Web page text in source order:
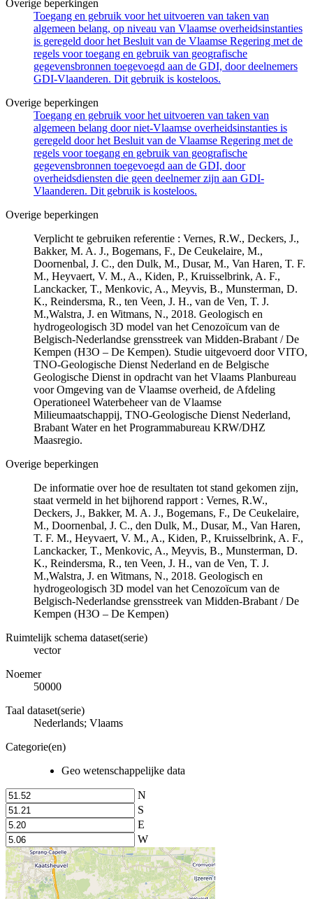
Overige beperkingen
Toegang en gebruik voor het uitvoeren van taken van
algemeen belang, op niveau van Vlaamse overheidsinstanties
is geregeld door het Besluit van de Vlaamse Regering met de
regels voor toegang en gebruik van geografische
gegevensbronnen toegevoegd aan de GDI, door deelnemers
GDI-Vlaanderen. Dit gebruik is kosteloos.
Overige beperkingen
Toegang en gebruik voor het uitvoeren van taken van
algemeen belang door niet-Vlaamse overheidsinstanties is
geregeld door het Besluit van de Vlaamse Regering met de
regels voor toegang en gebruik van geografische
gegevensbronnen toegevoegd aan de GDI, door
overheidsdiensten die geen deelnemer zijn aan GDI-
Vlaanderen. Dit gebruik is kosteloos.
Overige beperkingen
Verplicht te gebruiken referentie : Vernes, R.W., Deckers, J.,
Bakker, M. A. J., Bogemans, F., De Ceukelaire, M.,
Doornenbal, J. C., den Dulk, M., Dusar, M., Van Haren, T. F.
M., Heyvaert, V. M., A., Kiden, P., Kruisselbrink, A. F.,
Lanckacker, T., Menkovic, A., Meyvis, B., Munsterman, D.
K., Reindersma, R., ten Veen, J. H., van de Ven, T. J.
M.,Walstra, J. en Witmans, N., 2018. Geologisch en
hydrogeologisch 3D model van het Cenozoïcum van de
Belgisch-Nederlandse grensstreek van Midden-Brabant / De
Kempen (H3O – De Kempen). Studie uitgevoerd door VITO,
TNO-Geologische Dienst Nederland en de Belgische
Geologische Dienst in opdracht van het Vlaams Planbureau
voor Omgeving van de Vlaamse overheid, de Afdeling
Operationeel Waterbeheer van de Vlaamse
Milieumaatschappij, TNO-Geologische Dienst Nederland,
Brabant Water en het Programmabureau KRW/DHZ
Maasregio.
Overige beperkingen
De informatie over hoe de resultaten tot stand gekomen zijn,
staat vermeld in het bijhorend rapport : Vernes, R.W.,
Deckers, J., Bakker, M. A. J., Bogemans, F., De Ceukelaire,
M., Doornenbal, J. C., den Dulk, M., Dusar, M., Van Haren,
T. F. M., Heyvaert, V. M., A., Kiden, P., Kruisselbrink, A. F.,
Lanckacker, T., Menkovic, A., Meyvis, B., Munsterman, D.
K., Reindersma, R., ten Veen, J. H., van de Ven, T. J.
M.,Walstra, J. en Witmans, N., 2018. Geologisch en
hydrogeologisch 3D model van het Cenozoïcum van de
Belgisch-Nederlandse grensstreek van Midden-Brabant / De
Kempen (H3O – De Kempen)
Ruimtelijk schema dataset(serie)
vector
Noemer
50000
Taal dataset(serie)
Nederlands; Vlaams
Categorie(en)
Geo wetenschappelijke data
N
S
E
W